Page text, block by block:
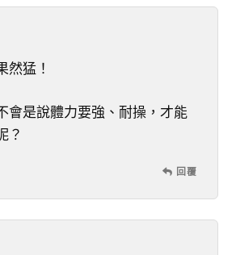
然猛！
會是說體力要強、耐操，才能
？
回覆